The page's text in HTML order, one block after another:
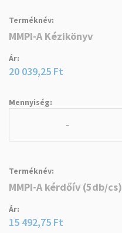
termék
tételek
MMPI-A Kézikönyv
20 039,25 Ft
-
MMPI-A kérdőív (5db/cs)
15 492,75 Ft